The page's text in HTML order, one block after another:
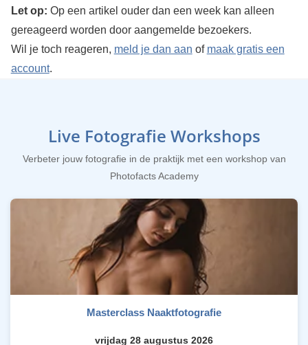
Let op: Op een artikel ouder dan een week kan alleen
gereageerd worden door aangemelde bezoekers.
Wil je toch reageren, meld je dan aan of maak gratis een
account.
Live Fotografie Workshops
Verbeter jouw fotografie in de praktijk met een workshop van
Photofacts Academy
Masterclass Naaktfotografie
vrijdag 28 augustus 2026